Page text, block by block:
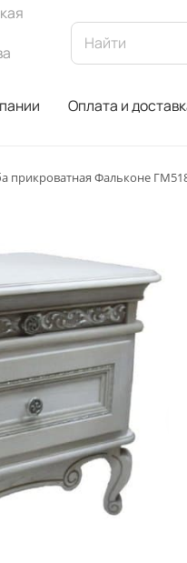
Оплата и
прикроватная Фальконе